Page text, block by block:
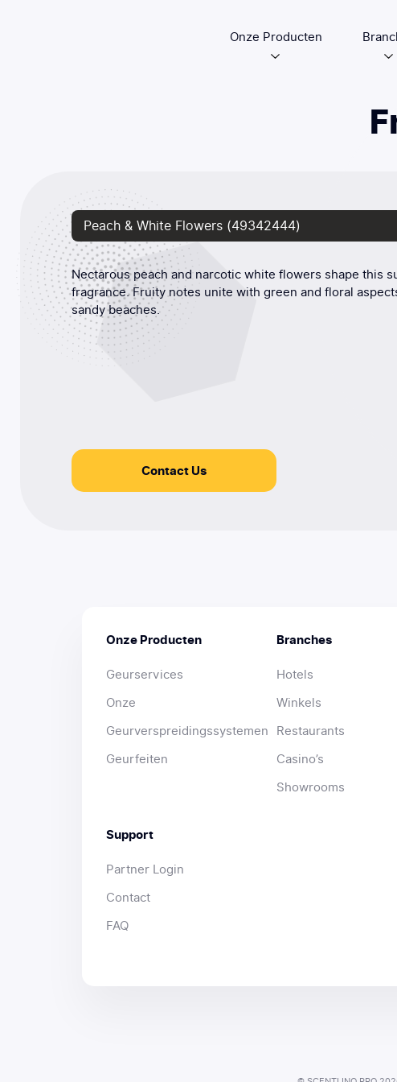
Onze Producten
Peach & White Flowers (49342444)
Nectarous peach and narcotic white flowers shape this
fragrance. Fruity notes unite with green and floral
sandy beaches.
Contact Us
Onze Producten
Geurservices
Onze
Geurverspreidingssystemen
Geurfeiten
Branches
Hotels
Winkels
Restaurants
Casino’s
Showrooms
Support
Partner Login
Contact
FAQ